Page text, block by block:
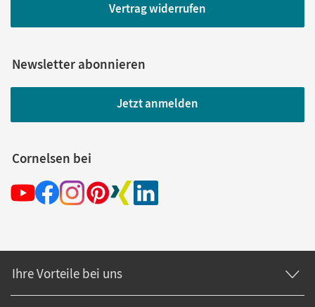
Vertrag widerrufen
Newsletter abonnieren
Jetzt anmelden
Cornelsen bei
Ihre Vorteile bei uns